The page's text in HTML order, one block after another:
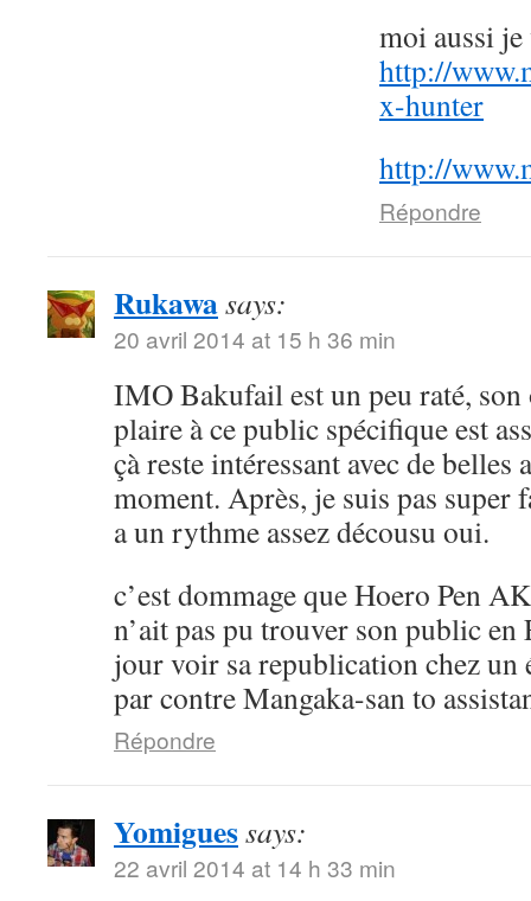
moi aussi
http://
x-hunter
http://
Répondre
Rukawasays:
20 avril 2014 at 15 h 36 min
IMO Bakufail est un peu raté,
plaire à ce public spécifique est
çà reste intéressant avec de belles
moment. Après, je suis pas super
a un rythme assez décousu oui.
c’est dommage que Hoero Pen
n’ait pas pu trouver son public en
jour voir sa republication chez un
par contre Mangaka-san to
Répondre
Yomiguessays:
22 avril 2014 at 14 h 33 min